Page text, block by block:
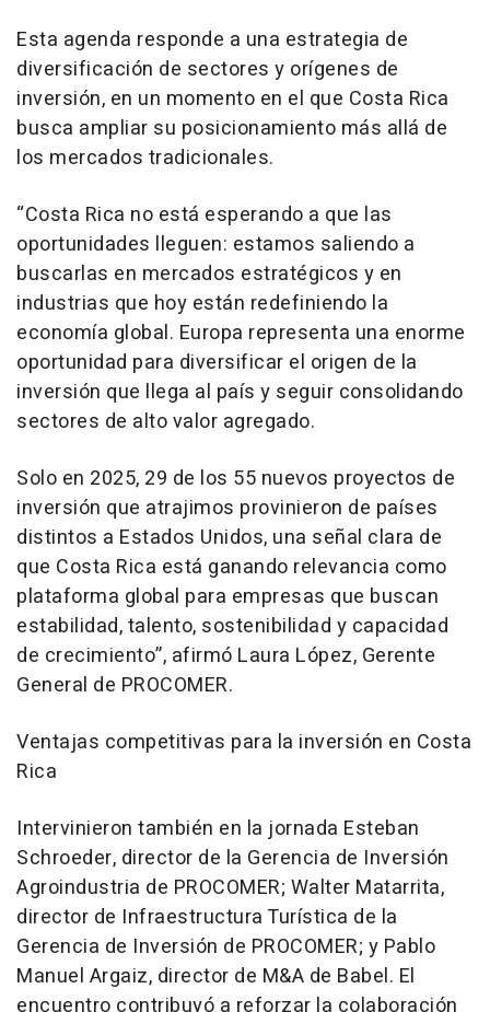
Esta agenda responde a una estrategia de
diversificación de sectores y orígenes de
inversión, en un momento en el que Costa Rica
busca ampliar su posicionamiento más allá de
los mercados tradicionales.
“Costa Rica no está esperando a que las
oportunidades lleguen: estamos saliendo a
buscarlas en mercados estratégicos y en
industrias que hoy están redefiniendo la
economía global. Europa representa una enorme
oportunidad para diversificar el origen de la
inversión que llega al país y seguir consolidando
sectores de alto valor agregado.
Solo en 2025, 29 de los 55 nuevos proyectos de
inversión que atrajimos provinieron de países
distintos a Estados Unidos, una señal clara de
que Costa Rica está ganando relevancia como
plataforma global para empresas que buscan
estabilidad, talento, sostenibilidad y capacidad
de crecimiento”, afirmó Laura López, Gerente
General de PROCOMER.
Ventajas competitivas para la inversión en Costa
Rica
Intervinieron también en la jornada Esteban
Schroeder, director de la Gerencia de Inversión
Agroindustria de PROCOMER; Walter Matarrita,
director de Infraestructura Turística de la
Gerencia de Inversión de PROCOMER; y Pablo
Manuel Argaiz, director de M&A de Babel. El